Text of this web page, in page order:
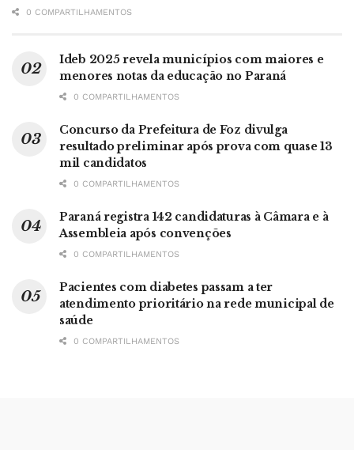
0 COMPARTILHAMENTOS
Ideb 2025 revela municípios com maiores e
menores notas da educação no Paraná
0 COMPARTILHAMENTOS
Concurso da Prefeitura de Foz divulga
resultado preliminar após prova com quase 13
mil candidatos
0 COMPARTILHAMENTOS
Paraná registra 142 candidaturas à Câmara e à
Assembleia após convenções
0 COMPARTILHAMENTOS
Pacientes com diabetes passam a ter
atendimento prioritário na rede municipal de
saúde
0 COMPARTILHAMENTOS